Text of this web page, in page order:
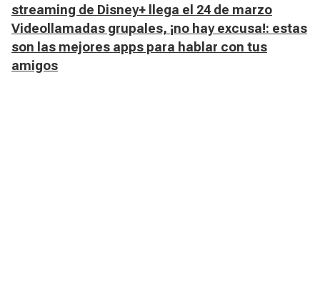
streaming de Disney+ llega el 24 de marzo
Videollamadas grupales, ¡no hay excusa!: estas
son las mejores apps para hablar con tus
amigos